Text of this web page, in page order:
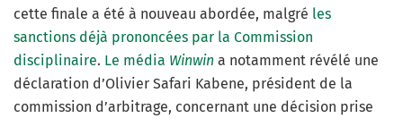
cette finale a été à nouveau abordée, malgré les
sanctions déjà prononcées par la Commission
disciplinaire. Le média Winwin a notamment révélé une
déclaration d’Olivier Safari Kabene, président de la
commission d’arbitrage, concernant une décision prise